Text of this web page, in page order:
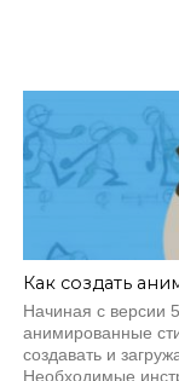
Как создать
Начиная с версии
анимированные
создавать и
Необходимые